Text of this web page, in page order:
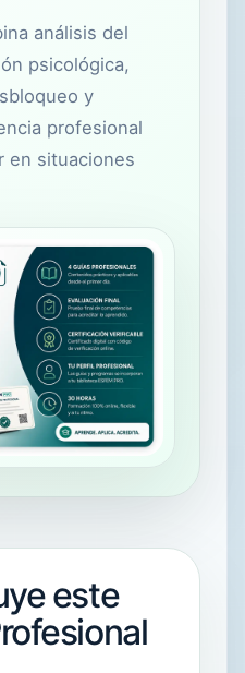
análisis del
psicológica,
y
profesional
en situaciones
este